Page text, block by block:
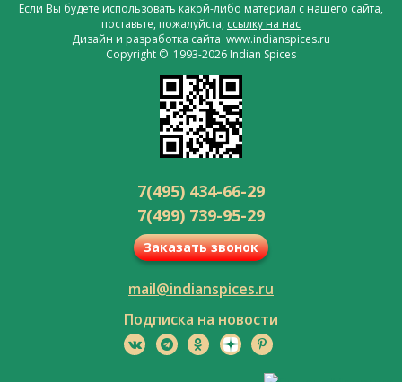
Если Вы будете использовать какой-либо материал с нашего сайта,
поставьте, пожалуйста, ссылку на нас
Дизайн и разработка сайта www.indianspices.ru
Copyright © 1993-2026 Indian Spices
7(495) 434-66-29
7(499) 739-95-29
Заказать звонок
mail@indianspices.ru
Подписка на новости